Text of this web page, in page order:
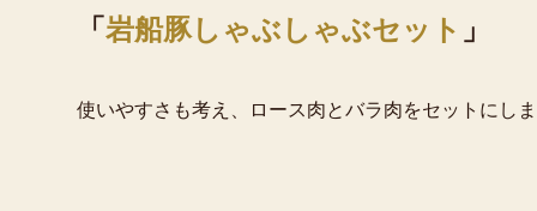
「 岩船豚しゃぶしゃぶセット 」
使いやすさも考え、ロース肉とバラ肉をセットにし